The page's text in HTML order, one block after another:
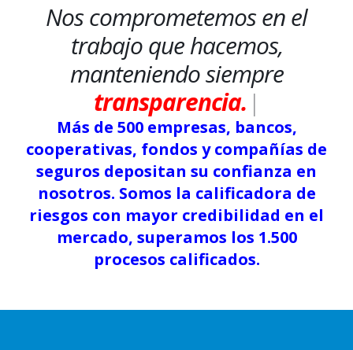
Nos comprometemos en el
trabajo que hacemos,
manteniendo siempre
transparencia. |
Más de 500 empresas, bancos,
cooperativas, fondos y compañías de
seguros depositan su confianza en
nosotros. Somos la calificadora de
riesgos con mayor credibilidad en el
mercado, superamos los 1.500
procesos calificados.